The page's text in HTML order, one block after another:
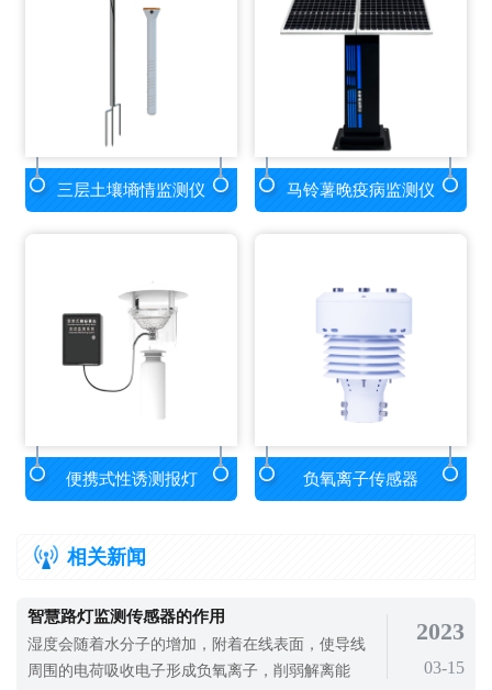
三层土壤墒情监测仪 马铃薯晚疫病监测仪
便携式性诱测报灯 负氧离子传感器
相关新闻
智慧路灯监测传感器的作用
湿度会随着水分子的增加，附着在线表面，使导线
周围的电荷吸收电子形成负氧离子，削弱解离能
2023
03-15